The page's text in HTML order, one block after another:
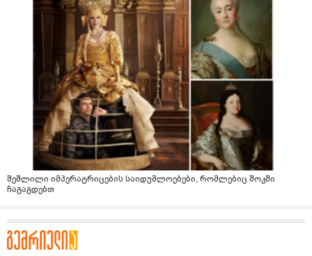
შეშლილი იმპერატრიცების საიდუმლოებები, რომლებიც შოკში
ჩაგაგდებთ